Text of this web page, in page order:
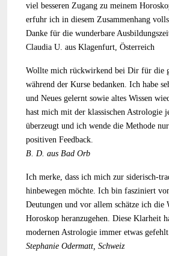
viel besseren Zugang zu meinem
erfuhr ich in diesem Zusammenhang
Danke für die wunderbare
Claudia U. aus Klagenfurt, Österreich
Wollte mich rückwirkend bei Dir für die
während der Kurse bedanken. Ich habe
und Neues gelernt sowie altes Wissen
hast mich mit der klassischen Astrologie
überzeugt und ich wende die Methode
positiven Feedback.
B. D. aus Bad Orb
Ich merke, dass ich mich zur siderisch-
hinbewegen möchte. Ich bin fasziniert
Deutungen und vor allem schätze ich die
Horoskop heranzugehen. Diese Klarheit
modernen Astrologie immer etwas gefehlt.
Stephanie Odermatt, Schweiz